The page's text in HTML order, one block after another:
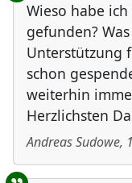
Wieso habe
gefunden?
Unterstützung
schon
weiterhin
Herzlichsten
Andreas Sudowe,